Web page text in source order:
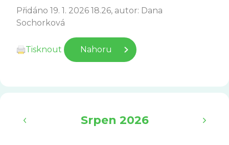
Přidáno 19. 1. 2026 18.26, autor: Dana
Sochorková
Tisknout Nahoru
Srpen 2026